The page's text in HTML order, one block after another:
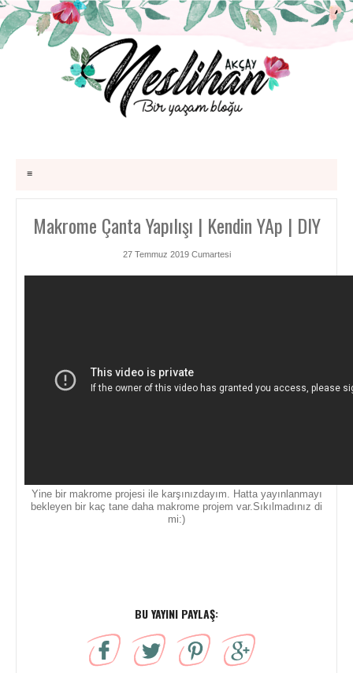
≡
Makrome Çanta Yapılışı | Kendin YAp | DIY
27 Temmuz 2019 Cumartesi
Yine bir makrome projesi ile karşınızdayım. Hatta yayınlanmayı
bekleyen bir kaç tane daha makrome projem var.Sıkılmadınız di
mi:)
BU YAYINI PAYLAŞ: